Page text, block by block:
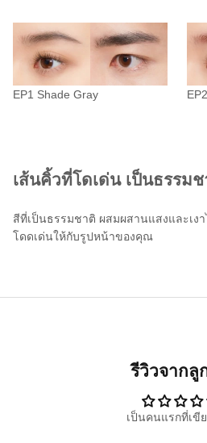
EP1 Shade Gray
เส้นคิ้วที่โดเด่น เป็นธรรม
สีที่เป็นธรรมชาติ ผสมผสานแสงและเงา
โดดเด่นให้กับรูปหน้าของคุณ
รีวิวจากลู
เป็นคนแรกที่เขี